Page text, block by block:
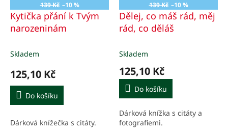
139 Kč –10 %
Kytička přání k Tvým
narozeninám
Skladem
125,10 Kč
Do košíku
Dárková knížečka s citáty.
139 Kč –10 %
Dělej, co máš rád, měj
rád, co děláš
Skladem
125,10 Kč
Do košíku
Dárková knížka s citáty a
fotografiemi.